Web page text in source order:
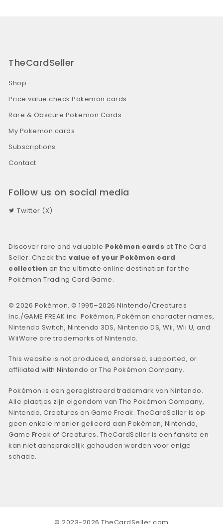
TheCardSeller
Shop
Price value check Pokemon cards
Rare & Obscure Pokemon Cards
My Pokemon cards
Subscriptions
Contact
Follow us on social media
Twitter (X)
Discover rare and valuable Pokémon cards at The Card
Seller. Check thevalue of your Pokémon card
collection on the ultimate online destination for the
Pokémon Trading Card Game.
© 2026 Pokémon. © 1995–2026 Nintendo/Creatures
Inc./GAME FREAK inc. Pokémon, Pokémon character names,
Nintendo Switch, Nintendo 3DS, Nintendo DS, Wii, Wii U, and
WiiWare are trademarks of Nintendo.
This website is not produced, endorsed, supported, or
affiliated with Nintendo or The Pokémon Company.
Pokémon is een geregistreerd trademark van Nintendo.
Alle plaatjes zijn eigendom van The Pokémon Company,
Nintendo, Creatures en Game Freak. TheCardSeller is op
geen enkele manier gelieerd aan Pokémon, Nintendo,
Game Freak of Creatures. TheCardSeller is een fansite en
kan niet aansprakelijk gehouden worden voor enige
schade.
© 2023-2026 TheCardSeller.com